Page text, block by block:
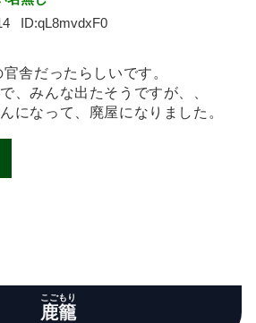
qL8mvdxF0
舎だったらしいです。
、みんな出たそうですが、、
になって、廃屋になりました。
鹿籠
こごもり